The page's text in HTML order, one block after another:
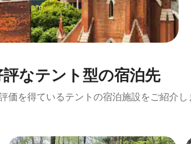
なテント型の宿泊先
価を得ているテントの宿泊施設をご紹介し